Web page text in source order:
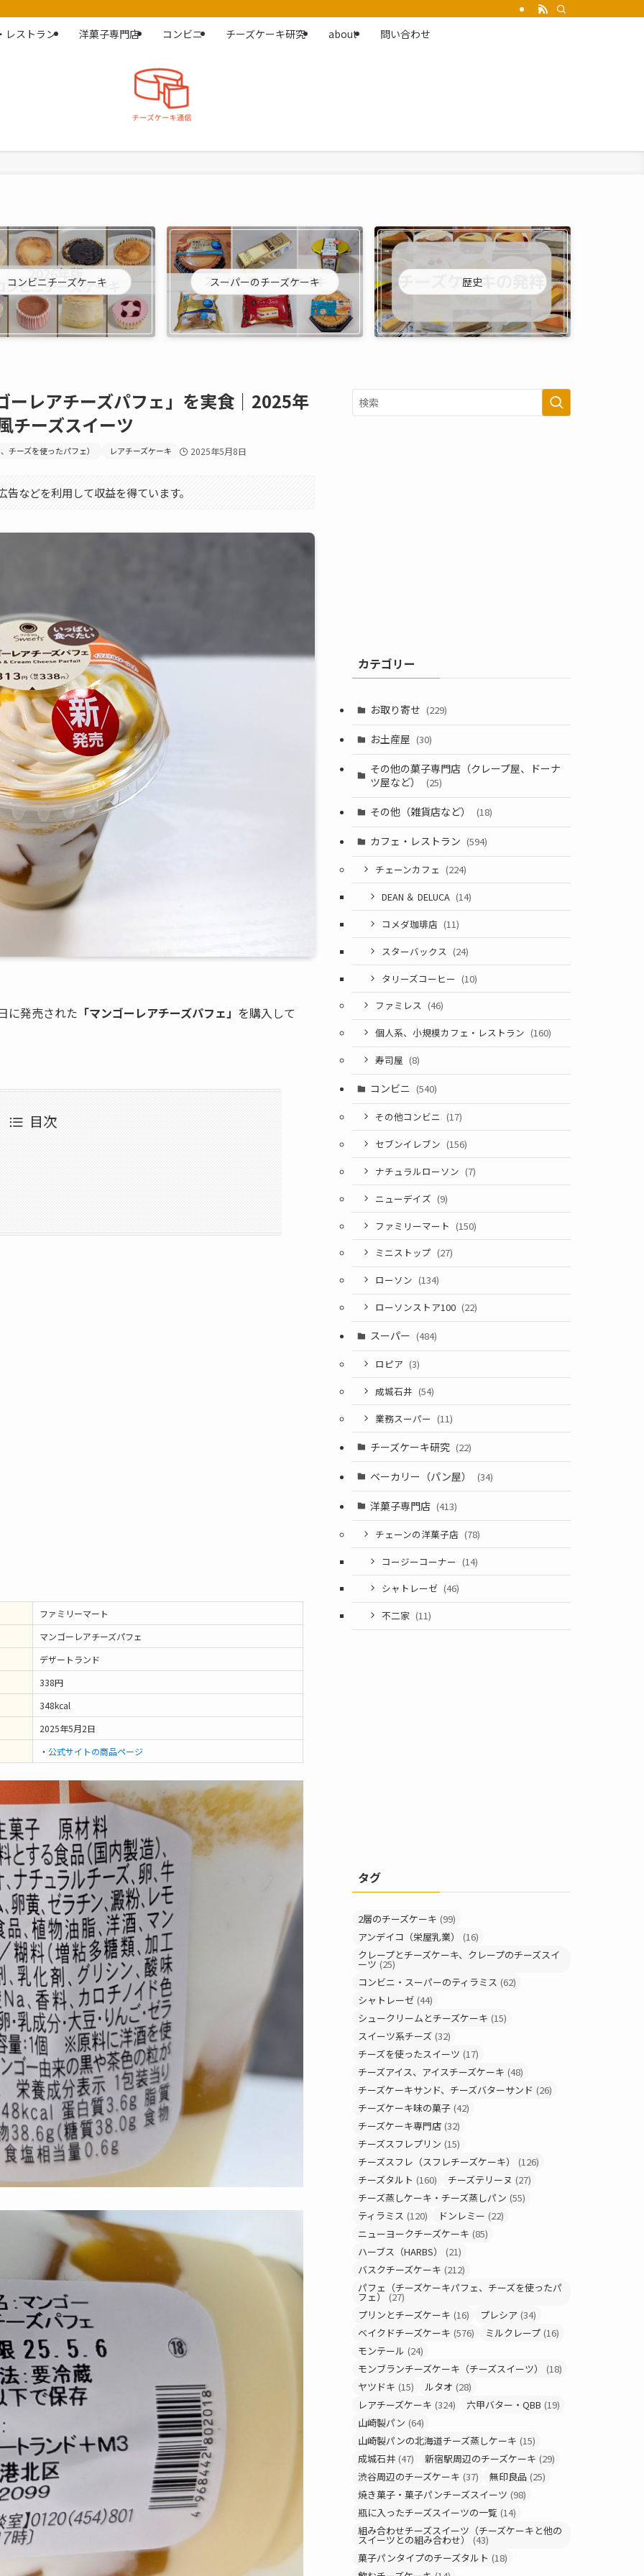
レストラン 洋菓子専門店 コンビニ チーズケーキ研究 about 問い合わせ
コンビニチーズケーキ スーパーのチーズケーキ 歴史
ーレアチーズパフェ」を実食｜2025年
チーズスイーツ
チーズを使ったパフェ） レアチーズケーキ 2025年5月8日
などを利用して収益を得ています。
に発売された 「マンゴーレアチーズパフェ」 を購入して
目次
ファミリーマート
マンゴーレアチーズパフェ
デザートランド
338円
348kcal
2025年5月2日
・ 公式サイトの商品ページ
カテゴリー
お取り寄せ (229)
お土産屋 (30)
その他の菓子専門店（クレープ屋、ドーナ
ツ屋など）
(25)
その他（雑貨店など） (18)
カフェ・レストラン (594)
チェーンカフェ (224)
DEAN ＆ DELUCA (14)
コメダ珈琲店 (11)
スターバックス (24)
タリーズコーヒー (10)
ファミレス (46)
個人系、小規模カフェ・レストラン (160)
寿司屋 (8)
コンビニ (540)
その他コンビニ (17)
セブンイレブン (156)
ナチュラルローソン (7)
ニューデイズ (9)
ファミリーマート (150)
ミニストップ (27)
ローソン (134)
ローソンストア100 (22)
スーパー (484)
ロピア (3)
成城石井 (54)
業務スーパー (11)
チーズケーキ研究 (22)
ベーカリー（パン屋） (34)
洋菓子専門店 (413)
チェーンの洋菓子店 (78)
コージーコーナー (14)
シャトレーゼ (46)
不二家 (11)
タグ
2層のチーズケーキ (99)
アンデイコ（栄屋乳業）
(16)
クレープとチーズケーキ、クレープのチーズスイ
ーツ (25)
コンビニ・スーパーのティラミス (62)
シャトレーゼ (44)
シュークリームとチーズケーキ (15)
スイーツ系チーズ (32)
チーズを使ったスイーツ (17)
チーズアイス、アイスチーズケーキ (48)
チーズケーキサンド、チーズバターサンド (26)
チーズケーキ味の菓子 (42)
チーズケーキ専門店 (32)
チーズスフレプリン (15)
チーズスフレ（スフレチーズケーキ）
(126)
チーズタルト (160) チーズテリーヌ (27)
チーズ蒸しケーキ・チーズ蒸しパン (55)
ティラミス (120) ドンレミー (22)
ニューヨークチーズケーキ (85)
ハーブス（HARBS）
(21)
バスクチーズケーキ (212)
パフェ（チーズケーキパフェ、チーズを使ったパ
フェ） (27)
プリンとチーズケーキ (16) プレシア (34)
ベイクドチーズケーキ (576) ミルクレープ (16)
モンテール (24)
モンブランチーズケーキ（チーズスイーツ）
(18)
ヤツドキ (15) ルタオ (28)
レアチーズケーキ (324) 六甲バター・QBB (19)
山崎製パン (64)
山崎製パンの北海道チーズ蒸しケーキ (15)
成城石井 (47) 新宿駅周辺のチーズケーキ (29)
渋谷周辺のチーズケーキ (37) 無印良品 (25)
焼き菓子・菓子パンチーズスイーツ (98)
瓶に入ったチーズスイーツの一覧 (14)
組み合わせチーズスイーツ（チーズケーキと他の
スイーツとの組み合わせ）
(43)
菓子パンタイプのチーズタルト (18)